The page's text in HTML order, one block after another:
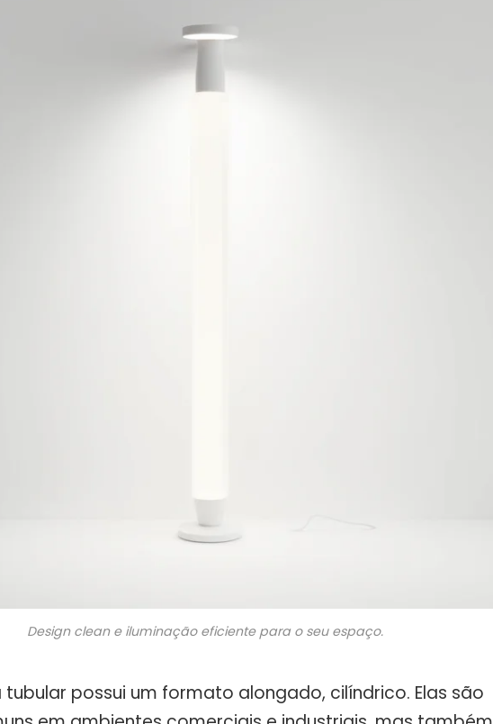
Design clean e iluminação eficiente para o seu espaço.
possui um formato alongado, cilíndrico. Elas são